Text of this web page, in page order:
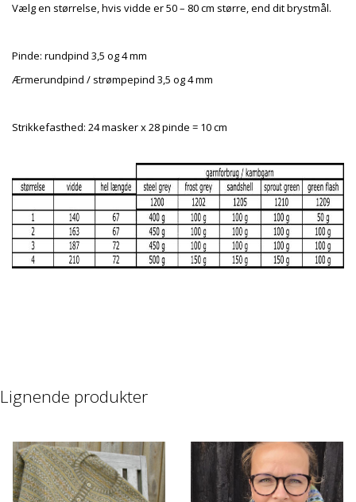
Vælg en størrelse, hvis vidde er 50 – 80 cm større, end dit brystmål.
Pinde: rundpind 3,5 og 4 mm
Ærmerundpind / strømpepind 3,5 og 4 mm
Strikkefasthed: 24 masker x 28 pinde = 10 cm
Lignende produkter